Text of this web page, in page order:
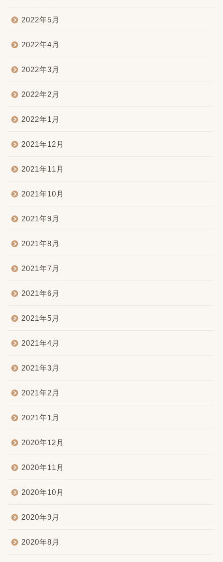
2022年5月
2022年4月
2022年3月
2022年2月
2022年1月
2021年12月
2021年11月
2021年10月
2021年9月
2021年8月
2021年7月
2021年6月
2021年5月
2021年4月
2021年3月
2021年2月
2021年1月
2020年12月
2020年11月
2020年10月
2020年9月
2020年8月